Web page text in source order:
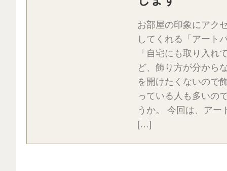
お部屋の印象にアク
してくれる「アート
「自宅にも取り入れ
ど、飾り方が分から
を開けたくないので
っている人も多いの
うか。 今回は、アー
[…]